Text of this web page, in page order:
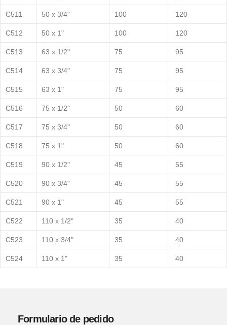
C511 50 x 3/4" 100 120
C512 50 x 1" 100 120
C513 63 x 1/2" 75 95
C514 63 x 3/4" 75 95
C515 63 x 1" 75 95
C516 75 x 1/2" 50 60
C517 75 x 3/4" 50 60
C518 75 x 1" 50 60
C519 90 x 1/2" 45 55
C520 90 x 3/4" 45 55
C521 90 x 1" 45 55
C522 110 x 1/2" 35 40
C523 110 x 3/4" 35 40
C524 110 x 1" 35 40
Formulario de pedido